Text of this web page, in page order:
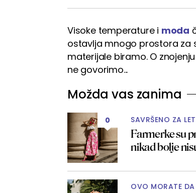
Visoke temperature i moda
ostavlja mnogo prostora za
materijale biramo. O
ne govorimo...
Možda vas zanima
0 SAVRŠENO ZA
Farmerke su
nikad bolje
OVO MORATE DA